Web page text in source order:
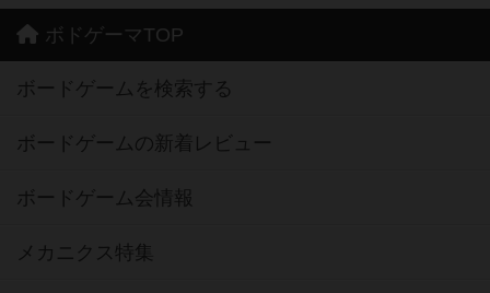
ボドゲーマTOP
ボードゲームを検索する
ボードゲームの新着レビュー
ボードゲーム会情報
メカニクス特集